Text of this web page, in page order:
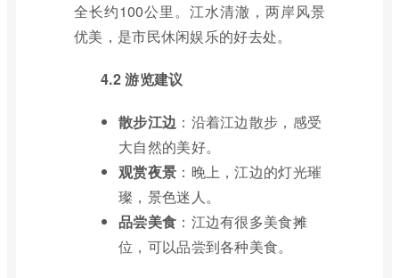
全长约100公里。江水清澈，两岸风景
优美，是市民休闲娱乐的好去处。
4.2 游览建议
散步江边 ：沿着江边散步，感受
大自然的美好。
观赏夜景 ：晚上，江边的灯光璀
璨，景色迷人。
品尝美食 ：江边有很多美食摊
位，可以品尝到各种美食。